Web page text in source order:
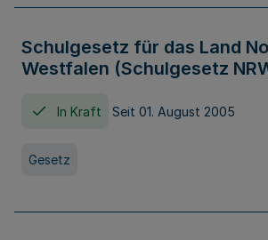
Schulgesetz für das Land
Westfalen (Schulgesetz
In Kraft Seit 01. August 2005
Gesetz